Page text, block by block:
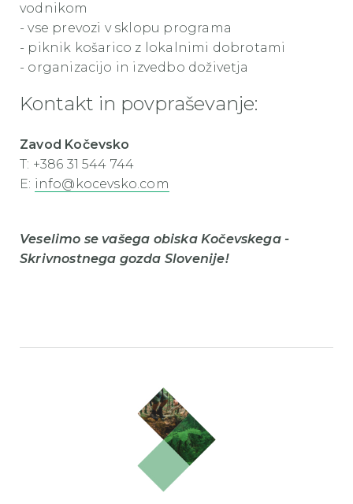
vodnikom
- vse prevozi v sklopu programa
- piknik košarico z lokalnimi dobrotami
- organizacijo in izvedbo doživetja
Kontakt in povpraševanje:
Zavod Kočevsko
T: +386 31 544 744
E: info@kocevsko.com
Veselimo se vašega obiska Kočevskega -
Skrivnostnega gozda Slovenije!